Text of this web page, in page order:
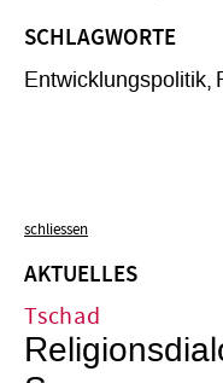
SCHLAGWORTE
Entwicklungspolitik
schliessen
AKTUELLES
Tschad